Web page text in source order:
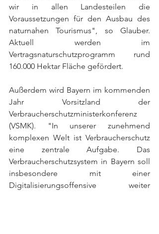
wir in allen Landesteilen die
Voraussetzungen für den Ausbau des
naturnahen Tourismus", so Glauber.
Aktuell werden im
Vertragsnaturschutzprogramm rund
160.000 Hektar Fläche gefördert.
Außerdem wird Bayern im kommenden
Jahr Vorsitzland der
Verbraucherschutzministerkonferenz
(VSMK). "In unserer zunehmend
komplexen Welt ist Verbraucherschutz
eine zentrale Aufgabe. Das
Verbraucherschutzsystem in Bayern soll
insbesondere mit einer
Digitalisierungsoffensive weiter